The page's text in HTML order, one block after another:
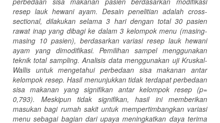
resep lauk hewani ayam. Desain penelitian adalah cross-
sectional, dilakukan selama 3 hari dengan total 30 pasien
rawat inap yang dibagi ke dalam 3 kelompok menu (masing-
masing 10 pasien), berdasarkan variasi resep lauk hewani
ayam yang dimodifikasi. Pemilihan sampel menggunakan
teknik total sampling. Analisis data menggunakan uji Kruskal-
Wallis untuk mengetahui perbedaan sisa makanan antar
kelompok resep. Hasil menunjukkan tidak terdapat perbedaan
sisa makanan yang signifikan antar kelompok resep (p=
0,793). Meskipun tidak signifikan, hasil ini memberikan
masukan bagi rumah sakit untuk mempertimbangkan variasi
menu sebagai bagian dari upaya meningkatkan daya terima